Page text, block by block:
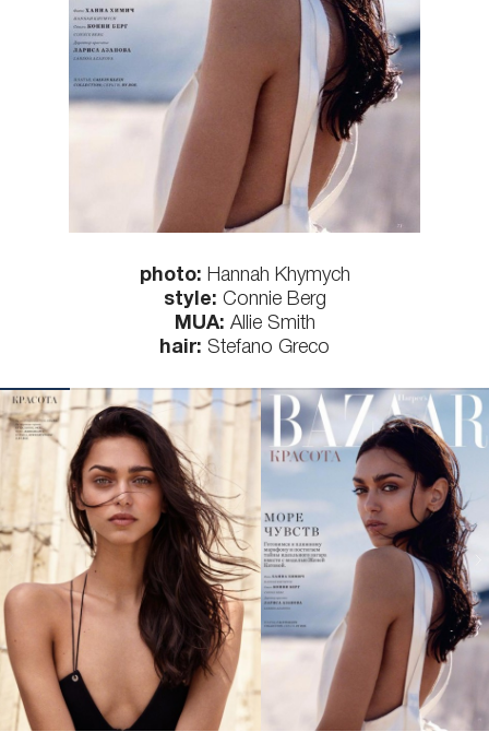
photo: Hannah Khymych
style: Connie Berg
MUA: Allie Smith
hair: Stefano Greco